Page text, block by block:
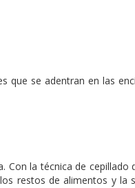
que se adentran en las
Con la técnica de cepillado
restos de alimentos y la